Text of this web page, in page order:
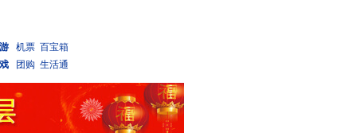
机票 百宝箱
团购 生活通